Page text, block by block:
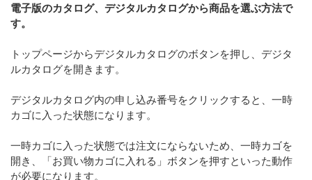
電子版のカタログ、デジタルカタログから商品を選ぶ方法で
す。
トップページからデジタルカタログのボタンを押し、デジタ
ルカタログを開きます。
デジタルカタログ内の申し込み番号をクリックすると、一時
カゴに入った状態になります。
一時カゴに入った状態では注文にならないため、一時カゴを
開き、「お買い物カゴに入れる」ボタンを押すといった動作
が必要になります。